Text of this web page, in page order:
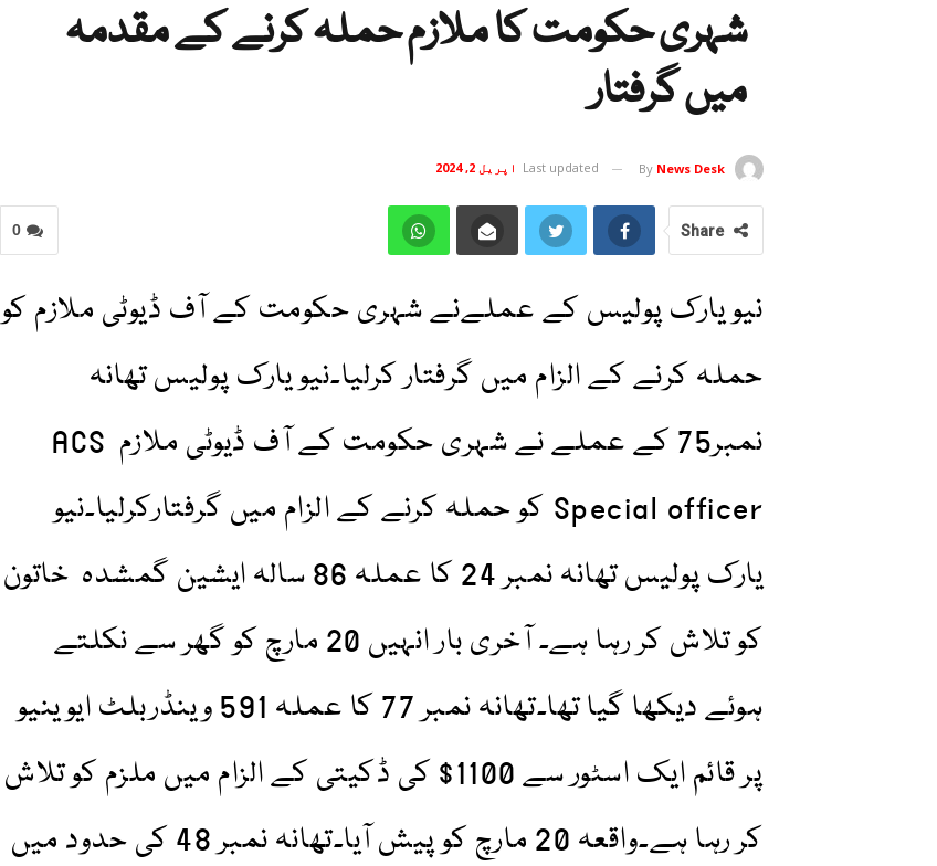
شہری حکومت کا ملازم حملہ کرنے کے مقدمہ
میں گرفتار
By News Desk
Last updated اپریل 2, 2024
0 Share
نیو یارک پولیس کے عملےنے شہری حکومت کے آف ڈیوٹی ملازم کو
حملہ کرنے کے الزام میں گرفتار کرلیا۔نیو یارک پولیس تھانہ
نمبر75 کے عملے نے شہری حکومت کے آف ڈیوٹی ملازم ACS
Special officer کو حملہ کرنے کے الزام میں گرفتارکرلیا۔نیو
یارک پولیس تھانہ نمبر 24 کا عملہ 86 سالہ ایشین گمشدہ خاتون
کو تلاش کر رہا ہے۔ آخری بار انہیں 20 مارچ کو گھر سے نکلتے
ہوئے دیکھا گیا تھا۔تھانہ نمبر 77 کا عملہ 591 وینڈربلٹ ایوینیو
پر قائم ایک اسٹور سے 1100$ کی ڈکیتی کے الزام میں ملزم کو تلاش
کر رہا ہے۔واقعہ 20 مارچ کو پیش آیا۔تھانہ نمبر 48 کی حدود میں